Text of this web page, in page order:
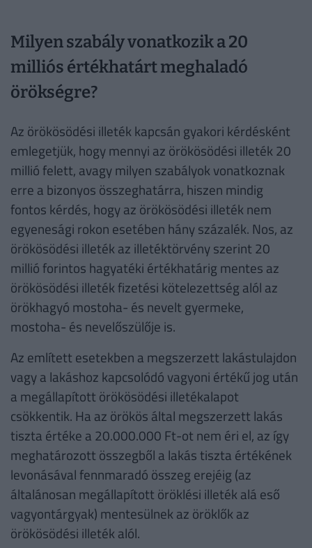
Milyen szabály vonatkozik a 20
milliós értékhatárt meghaladó
örökségre?
Az örökösödési illeték kapcsán gyakori kérdésként
emlegetjük, hogy mennyi az örökösödési illeték 20
millió felett, avagy milyen szabályok vonatkoznak
erre a bizonyos összeghatárra, hiszen mindig
fontos kérdés, hogy az örökösödési illeték nem
egyenesági rokon esetében hány százalék. Nos, az
örökösödési illeték az illetéktörvény szerint 20
millió forintos hagyatéki értékhatárig mentes az
örökösödési illeték fizetési kötelezettség alól az
örökhagyó mostoha- és nevelt gyermeke,
mostoha- és nevelőszülője is.
Az említett esetekben a megszerzett lakástulajdon
vagy a lakáshoz kapcsolódó vagyoni értékű jog után
a megállapított örökösödési illetékalapot
csökkentik. Ha az örökös által megszerzett lakás
tiszta értéke a 20.000.000 Ft-ot nem éri el, az így
meghatározott összegből a lakás tiszta értékének
levonásával fennmaradó összeg erejéig (az
általánosan megállapított öröklési illeték alá eső
vagyontárgyak) mentesülnek az öröklők az
örökösödési illeték alól.